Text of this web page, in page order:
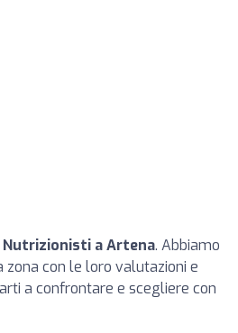
Nutrizionisti a Artena. Abbiamo
con le loro valutazioni e
a confrontare e scegliere con